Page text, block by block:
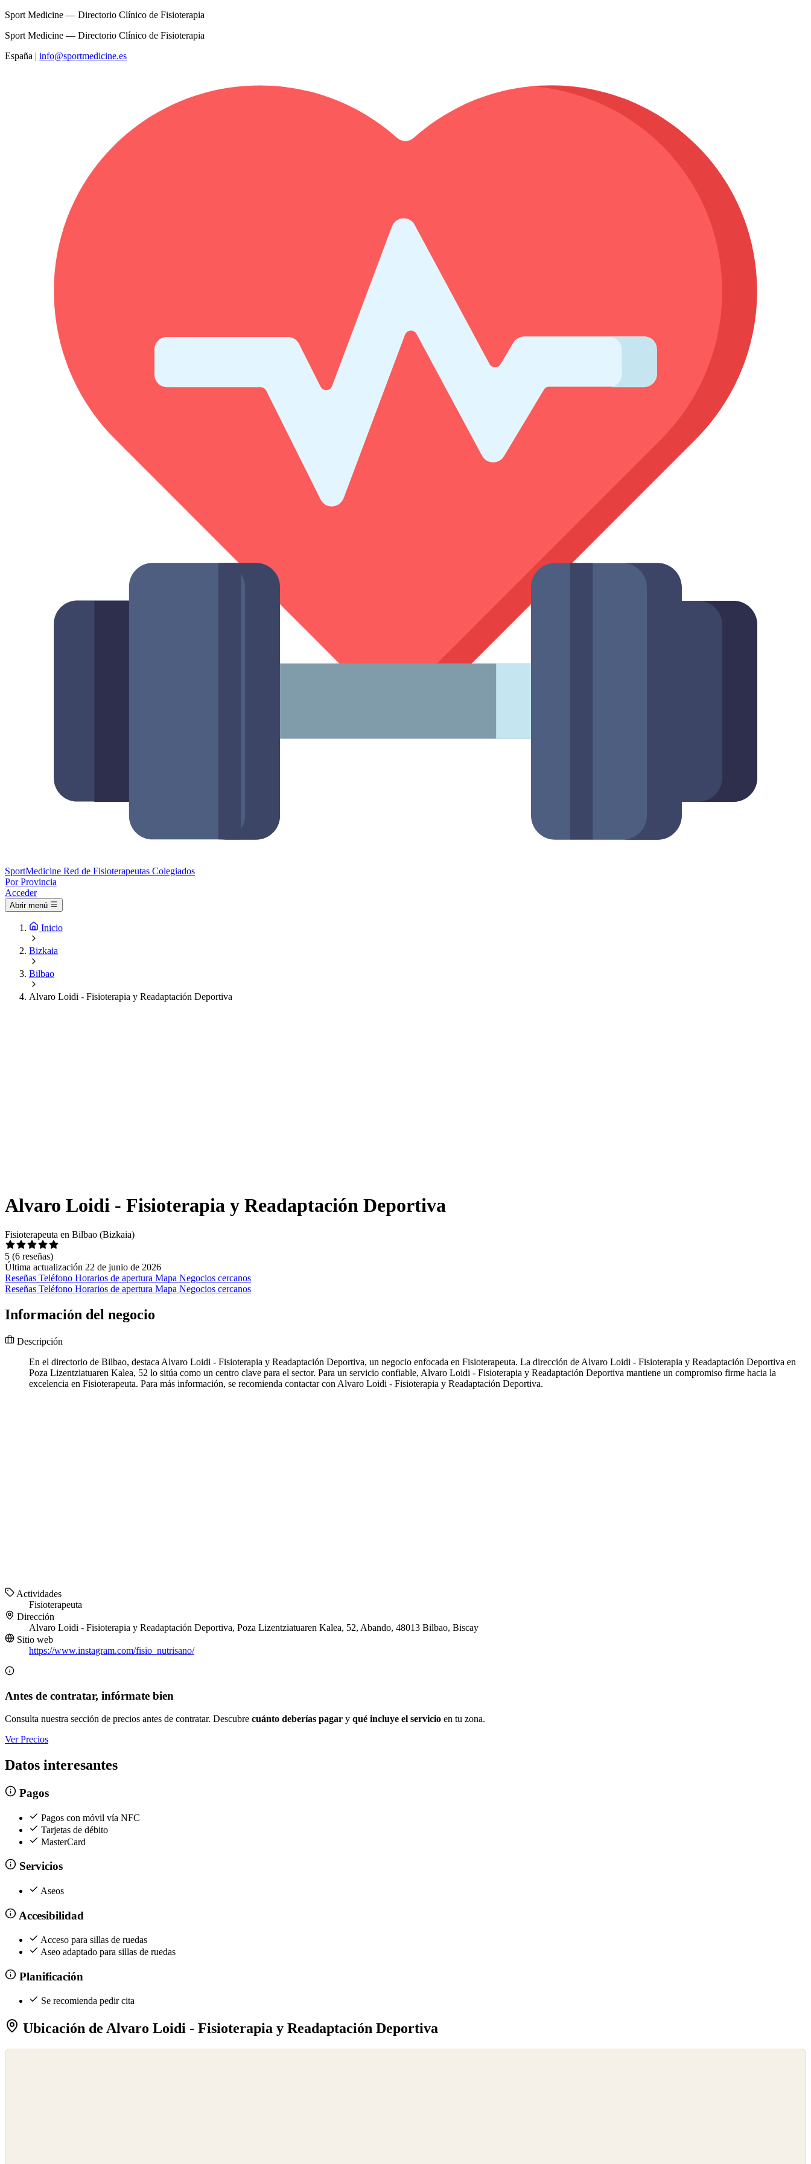
Sport Medicine — Directorio Clínico de Fisioterapia
Sport Medicine — Directorio Clínico de Fisioterapia
España | info@sportmedicine.es
SportMedicine Red de Fisioterapeutas Colegiados
Por Provincia
Acceder
Abrir menú
Inicio
Bizkaia
Bilbao
Alvaro Loidi - Fisioterapia y Readaptación Deportiva
Alvaro Loidi - Fisioterapia y Readaptación Deportiva
Fisioterapeuta en Bilbao (Bizkaia)
5 (6 reseñas)
Última actualización 22 de junio de 2026
Reseñas Teléfono Horarios de apertura Mapa Negocios cercanos
Reseñas Teléfono Horarios de apertura Mapa Negocios cercanos
Información del negocio
Descripción
En el directorio de Bilbao, destaca Alvaro Loidi - Fisioterapia y Readaptación Deportiva, un negocio enfocada en Fisioterapeuta. La dirección de Alvaro Loidi - Fisioterapia y Readaptación Deportiva en
Poza Lizentziatuaren Kalea, 52 lo sitúa como un centro clave para el sector. Para un servicio confiable, Alvaro Loidi - Fisioterapia y Readaptación Deportiva mantiene un compromiso firme hacia la
excelencia en Fisioterapeuta. Para más información, se recomienda contactar con Alvaro Loidi - Fisioterapia y Readaptación Deportiva.
Actividades
Fisioterapeuta
Dirección
Alvaro Loidi - Fisioterapia y Readaptación Deportiva, Poza Lizentziatuaren Kalea, 52, Abando, 48013 Bilbao, Biscay
Sitio web
https://www.instagram.com/fisio_nutrisano/
Antes de contratar, infórmate bien
Consulta nuestra sección de precios antes de contratar. Descubre cuánto deberías pagar y qué incluye el servicio en tu zona.
Ver Precios
Datos interesantes
Pagos
Pagos con móvil vía NFC
Tarjetas de débito
MasterCard
Servicios
Aseos
Accesibilidad
Acceso para sillas de ruedas
Aseo adaptado para sillas de ruedas
Planificación
Se recomienda pedir cita
Ubicación de Alvaro Loidi - Fisioterapia y Readaptación Deportiva